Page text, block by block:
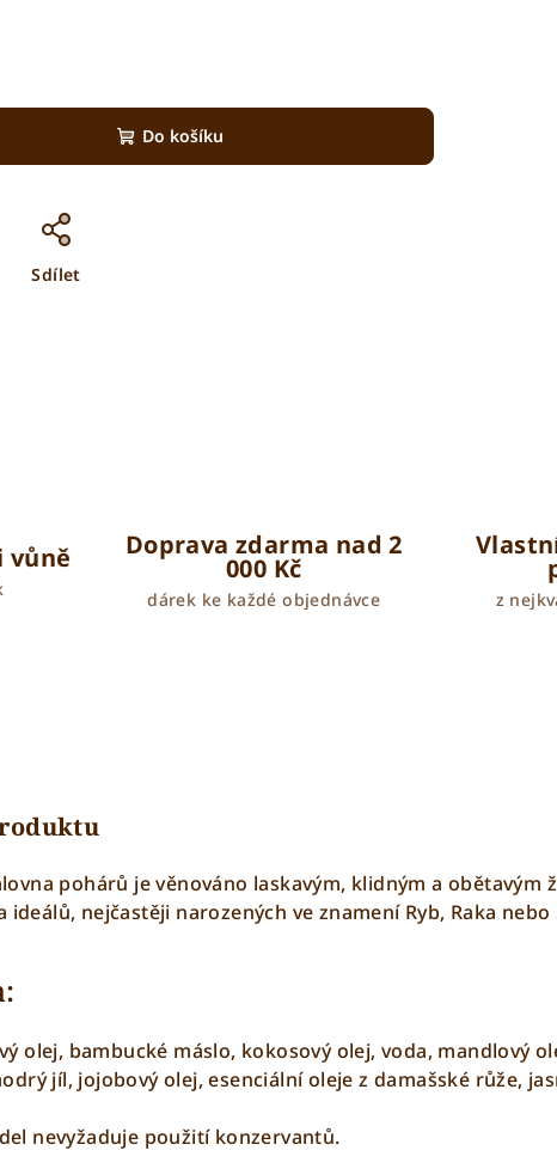
Do košíku
Sdílet
vůně Doprava zdarma nad 2
000 Kč
dárek ke každé objednávce z
pohárů je věnováno laskavým, klidným a
ideálů, nejčastěji narozených ve znamení Ryb, Raka nebo
olej, bambucké máslo, kokosový olej, voda, mandlový
jíl, jojobový olej, esenciální oleje z damašské růže,
nevyžaduje použití konzervantů.